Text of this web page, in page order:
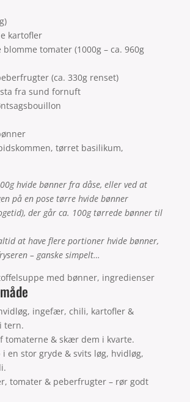
kartofler
blomme tomater (1000g – ca. 960g
(ca. 330g renset)
fra sund fornuft
tørret basilikum,
hvide bønner fra dåse, eller ved at
på en pose tørre hvide bønner
der går ca. 100g tørrede bønner til
at have flere portioner hvide bønner,
– ganske simpelt…
ingefær, chili, kartofler &
tern.
tomaterne & skær dem i kvarte.
en stor gryde & svits løg, hvidløg,
tomater & peberfrugter – rør godt